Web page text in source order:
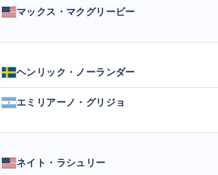
マックス・マクグリービー
ヘンリック・ノーランダー
エミリアーノ・グリジョ
ネイト・ラシュリー